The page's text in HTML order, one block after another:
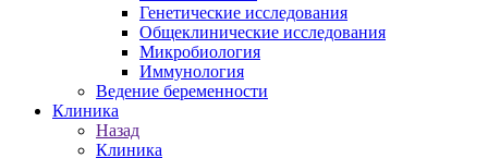
Генетические исследования
Общеклинические исследования
Микробиология
Иммунология
Ведение беременности
Клиника
Назад
Клиника